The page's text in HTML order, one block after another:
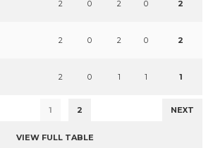
2 0 2 0 2
2 0 2 0 2
2 0 1 1 1
1 2 NEXT
VIEW FULL TABLE